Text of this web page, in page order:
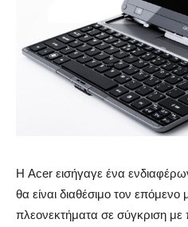
Η Acer εισήγαγε ένα
θα είναι διαθέσιμο τον επόμενο
πλεονεκτήματα σε σύγκριση με